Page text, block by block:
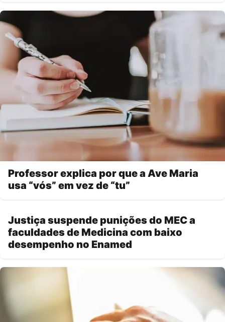
Professor explica por que a Ave Maria
usa “vós” em vez de “tu”
Justiça suspende punições do MEC a
faculdades de Medicina com baixo
desempenho no Enamed